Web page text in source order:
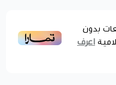
بدون
اعرف